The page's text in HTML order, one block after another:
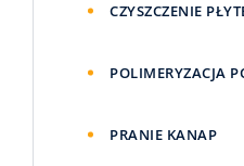
CZYSZCZENIE
POLIMERYZACJA
PRANIE KANAP